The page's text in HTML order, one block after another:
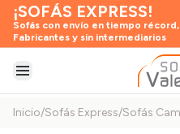
¡SOFÁS EXPRESS!
Sofás con envío en tiempo
Fabricantes y sin intermediarios
Abrir menú
Inicio/Sofás Express/Sofás